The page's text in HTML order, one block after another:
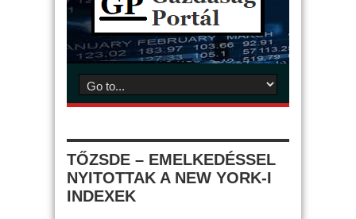
TŐZSDE – EMELKEDÉSSEL
NYITOTTAK A NEW YORK-I
INDEXEK